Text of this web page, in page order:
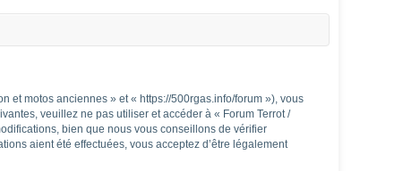
et motos anciennes » et « https://500rgas.info/forum »), vous
veuillez ne pas utiliser et accéder à « Forum Terrot /
bien que nous vous conseillons de vérifier
aient été effectuées, vous acceptez d’être légalement